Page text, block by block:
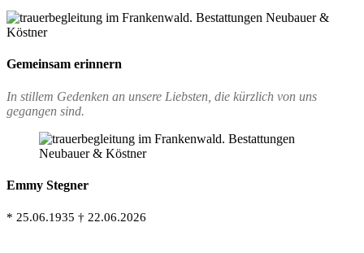
Gemeinsam erinnern
In stillem Gedenken an unsere Liebsten, die kürzlich von uns
gegangen sind.
Emmy Stegner
* 25.06.1935 † 22.06.2026